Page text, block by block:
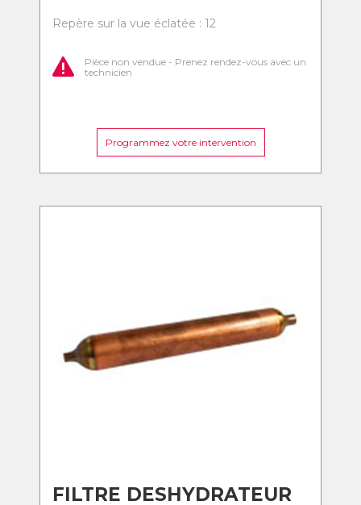
Repère sur la vue éclatée : 12
Pièce non vendue - Prenez rendez-vous avec un
technicien
Programmez votre intervention
FILTRE DESHYDRATEUR